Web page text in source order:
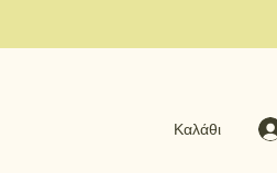
Καλάθι